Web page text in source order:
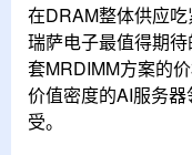
在DRAM整体供应
瑞萨电子最值得期
套MRDIMM方案的
价值密度的AI服务
受。